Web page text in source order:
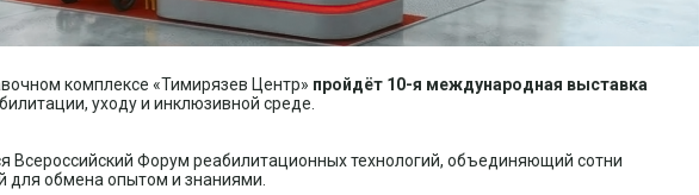
комплексе «Тимирязев Центр» пройдёт 10-я международная выставка
уходу и инклюзивной среде.
Всероссийский Форум реабилитационных технологий, объединяющий сотни
обмена опытом и знаниями.